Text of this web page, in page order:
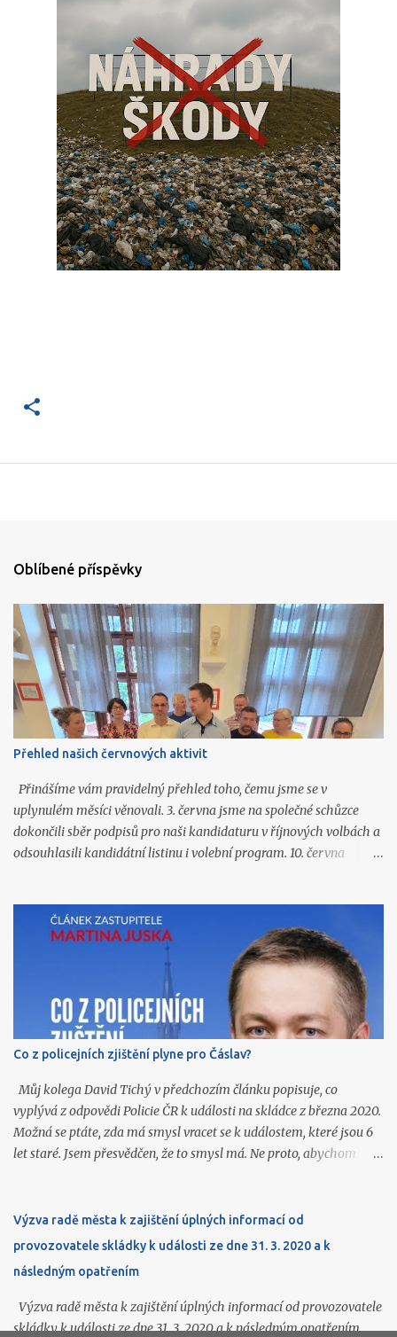
Oblíbené příspěvky
Přehled našich červnových aktivit
Přinášíme vám pravidelný přehled toho, čemu jsme se v
uplynulém měsíci věnovali. 3. června jsme na společné schůzce
dokončili sběr podpisů pro naši kandidaturu v říjnových volbách a
odsouhlasili kandidátní listinu i volební program. 10. června
Všechny jsme následně zveřejnili také na našich sociálních sítích.
11. června navštívil Martin Jusko Den otevřených dveří v Domově
důchodců. Zúčastnil se prohlídky obou budov a získal bližší
představu o rozsahu služeb, které tato městská organizace
poskytuje našim seniorům. 11. června se Filip Velímský zúčastnil
jednání redakční rady Čáslavských novin. 16. června organizoval
Filip Velímský pro veřejnost poznávací výlet spolku Včela
Čáslavská do Golčova Jeníkova, jehož součástí byla návštěva
židovského hřbitova, ghetta, synagogy, kostela sv. Markéty, tvrze i
Lorety. 16. června účinkovala Klára Fidlerová na Slavno...
Co z policejních zjištění plyne pro Čáslav?
Můj kolega David Tichý v předchozím článku popisuje, co
vyplývá z odpovědi Policie ČR k události na skládce z března 2020.
Možná se ptáte, zda má smysl vracet se k událostem, které jsou 6
let staré. Jsem přesvědčen, že to smysl má. Ne proto, abychom
odpadu u jeho původce a na skládku vedle našeho města se dostal
nebezpečný odpad, na jehož skutečné složení se přišlo až později a
skládky (AVE CZ) přitom kromě špatného označení odpadu vše
ostatní proběhlo podle předpisů. Právě v tom vidím zásadní zprávu
pro nás. Nejde jen o selhání jedné firmy, která odpad špatně
Výzva radě města k zajištění úplných informací od
provozovatele skládky k události ze dne 31. 3. 2020 a k
následným opatřením
Výzva radě města k zajištění úplných informací od provozovatele
skládky k události ze dne 31. 3. 2020 a k následným opatřením